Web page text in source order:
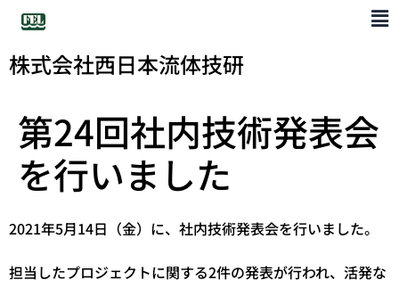
株式会社西日本流体技研
第24回社内技術発表会
を行いました
2021年5月14日（金）に、社内技術発表会を行いました。
担当したプロジェクトに関する2件の発表が行われ、活発な